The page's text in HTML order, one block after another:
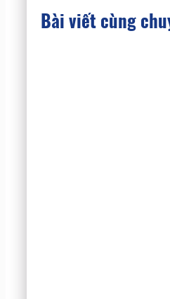
Bài viết cùng